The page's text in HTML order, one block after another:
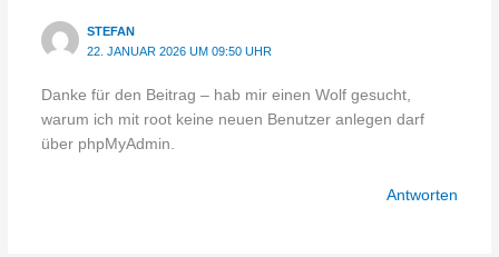
STEFAN
22. JANUAR 2026 UM 09:50 UHR
Danke für den Beitrag – hab mir einen Wolf gesucht,
warum ich mit root keine neuen Benutzer anlegen darf
über phpMyAdmin.
Antworten